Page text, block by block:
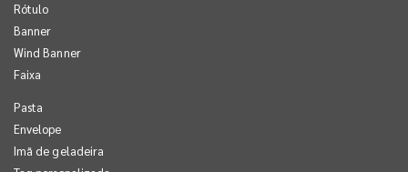
Rótulo
Banner
Wind Banner
Faixa
Pasta
Envelope
Imã de geladeira